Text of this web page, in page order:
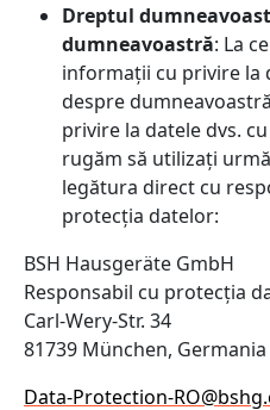
Dreptul
dumneavoastră: La
informații cu privire la
despre
privire la datele dvs.
rugăm să utilizați
legătura direct cu
protecția datelor:
BSH Hausgeräte GmbH
Responsabil cu protecția
Carl-Wery-Str. 34
81739 München, Germania
Data-Protection-